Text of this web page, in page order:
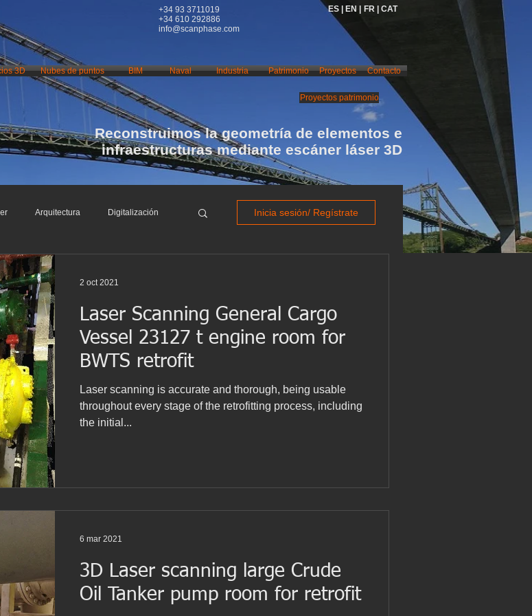
+34 93 3711019
+34 610 292886
info@scanphase.com
ES | EN | FR | CAT
3D Nubes de puntos BIM Industria
Naval Patrimonio Contacto
Proyectos
Proyectos patrimonio
Reconstruimos la geometría de elementos e
infraestructuras mediante escáner láser 3D
Arquitectura Digitalización
Naval scanning
Escaneo laser
Lser scanning
Inicia sesión/ Regístrate
Laser Scanning General Cargo
Vessel 23127 t engine room for
BWTS retrofit
Laser scanning is accurate and thorough, being usable
throughout every stage of the retrofitting process, including
the initial...
2 oct 2021
3D Laser scanning large Crude
Oil Tanker pump room for retrofit
6 mar 2021